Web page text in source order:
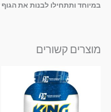
במיוחד ותתחילו לבנות את
מוצרים קשורים